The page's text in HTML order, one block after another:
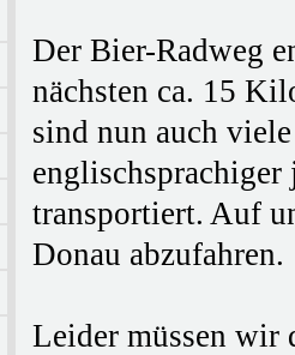
Der Bier-Radweg
nächsten ca. 15
sind nun auch
englischsprachiger
transportiert. Auf
Donau abzufahren.
Leider müssen wir